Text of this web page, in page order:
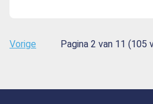
Vorige Pagina 2 van 11 (105